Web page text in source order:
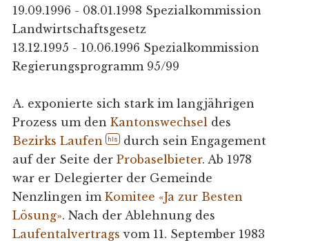
19.09.1996 - 08.01.1998 Spezialkommission
Landwirtschaftsgesetz
13.12.1995 - 10.06.1996 Spezialkommission
Regierungsprogramm 95/99
A. exponierte sich stark im langjährigen
Prozess um den Kantonswechseldes
Bezirks Laufen
hls durch sein Engagement
auf der Seite der Probaselbieter. Ab 1978
war er Delegierter der Gemeinde
Nenzlingen im Komitee «Ja zur Besten
Lösung». Nach der Ablehnung des
Laufentalvertrags vom 11. September 1983